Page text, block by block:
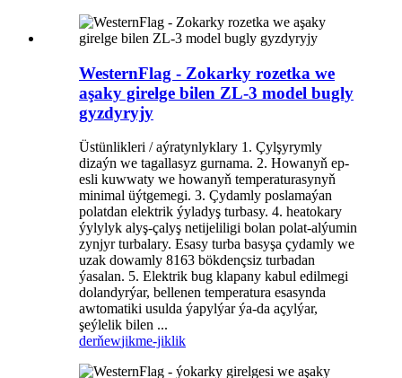
WesternFlag - Zokarky rozetka we
aşaky girelge bilen ZL-3 model bugly
gyzdyryjy
Üstünlikleri / aýratynlyklary 1. Çylşyrymly
dizaýn we tagallasyz gurnama. 2. Howanyň ep-
esli kuwwaty we howanyň temperaturasynyň
minimal üýtgemegi. 3. Çydamly poslamaýan
polatdan elektrik ýyladyş turbasy. 4. heatokary
ýylylyk alyş-çalyş netijeliligi bolan polat-alýumin
zynjyr turbalary. Esasy turba basyşa çydamly we
uzak dowamly 8163 bökdençsiz turbadan
ýasalan. 5. Elektrik bug klapany kabul edilmegi
dolandyrýar, bellenen temperatura esasynda
awtomatiki usulda ýapylýar ýa-da açylýar,
şeýlelik bilen ...
derňewjikme-jiklik